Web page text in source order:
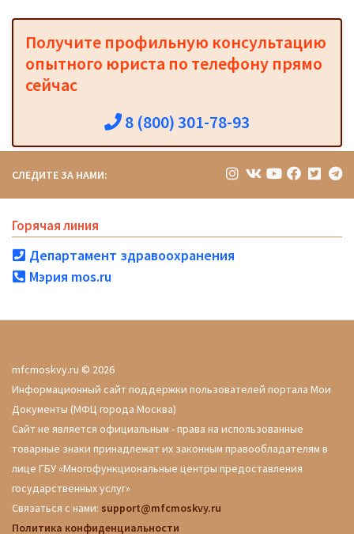
Получите профильную консультацию
опытного юриста по телефону прямо
сейчас
8 (800) 301-78-93
СЛЕДИТЕ ЗА НАМИ:
Горячая линия
Департамент здравоохранения
Мэрия mos.ru
mfcmoskvy.ru © 2026
Информационный сайт поддержки пользователей портала Мои
Документы (МФЦ города Москва)
Сайт не является официальным - права на использованные
товарные знаки принадлежат их законным правообладателям в
лице ГБУ «Многофункциональные центры предоставления
государственных услуг»
Связаться с нами: support@mfcmoskvy.ru
Политика конфиденциальности